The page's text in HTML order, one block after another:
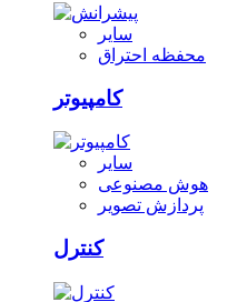
سایر
محفظه احتراق
کامپیوتر
سایر
هوش مصنوعی
پردازش تصویر
کنترل